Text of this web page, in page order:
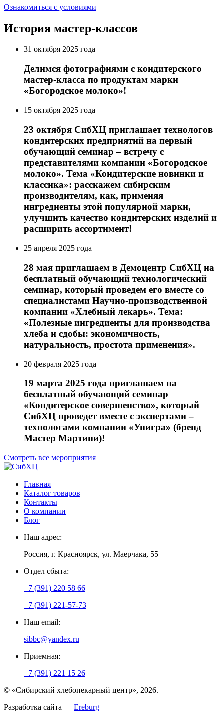
Ознакомиться c условиями
История мастер-классов
31 октября 2025 года
Делимся фотографиями с кондитерского
мастер-класса по продуктам марки
«Богородское молоко»!
15 октября 2025 года
23 октября СибХЦ приглашает технологов
кондитерских предприятий на первый
обучающий семинар – встречу с
представителями компании «Богородское
молоко». Тема «Кондитерские новинки и
классика»: расскажем сибирским
производителям, как, применяя
ингредиенты этой популярной марки,
улучшить качество кондитерских изделий и
расширить ассортимент!
25 апреля 2025 года
28 мая приглашаем в Демоцентр СибХЦ на
бесплатный обучающий технологический
семинар, который проведем его вместе со
специалистами Научно-производственной
компании «Хлебный лекарь». Тема:
«Полезные ингредиенты для производства
хлеба и сдобы: экономичность,
натуральность, простота применения».
20 февраля 2025 года
19 марта 2025 года приглашаем на
бесплатный обучающий семинар
«Кондитерское совершенство», который
СибХЦ проведет вместе с экспертами –
технологами компании «Унигра» (бренд
Мастер Мартини)!
Смотреть все мероприятия
Главная
Каталог товаров
Контакты
О компании
Блог
Наш адрес:
Россия, г. Красноярск, ул. Маерчака, 55
Отдел сбыта:
+7 (391) 220 58 66
+7 (391) 221-57-73
Наш email:
sibbc@yandex.ru
Приемная:
+7 (391) 221 15 26
© «Сибирский хлебопекарный центр», 2026.
Разработка сайта — Ereburg